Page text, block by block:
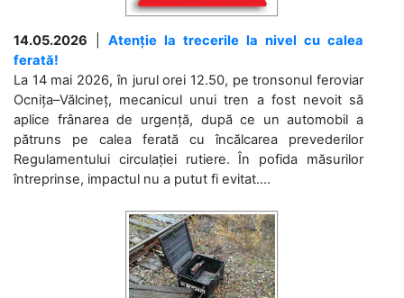
14.05.2026
Atenție la trecerile la nivel cu calea
ferată!
La 14 mai 2026, în jurul orei 12.50, pe tronsonul feroviar
Ocnița–Vălcineț, mecanicul unui tren a fost nevoit să
aplice frânarea de urgență, după ce un automobil a
pătruns pe calea ferată cu încălcarea prevederilor
Regulamentului circulației rutiere. În pofida măsurilor
întreprinse, impactul nu a putut fi evitat....